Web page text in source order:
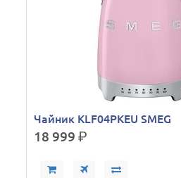
Чайник KLF04PKEU SMEG
18 999р.